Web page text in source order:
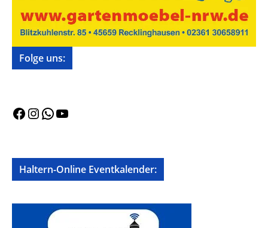
Folge uns:
Facebook
Instagram
WhatsApp
YouTube
Haltern-Online Eventkalender: